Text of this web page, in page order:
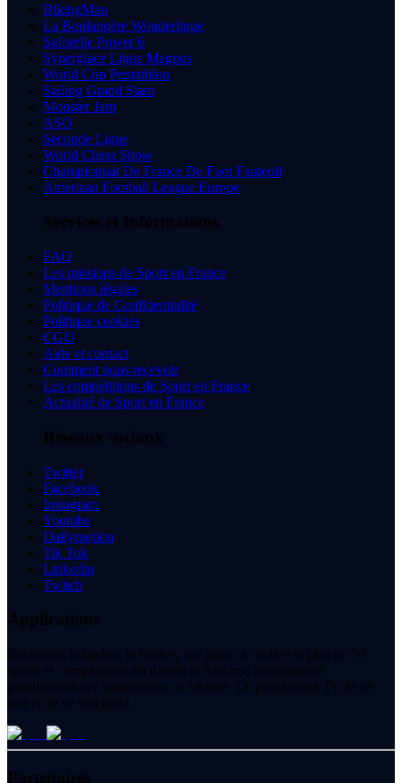
BikingMan
La Boulangère Wonderligue
Saforelle Power 6
Synerglace Ligue Magnus
World Cup Pentathlon
Sailing Grand Slam
Monster Jam
ASO
Seconde Ligue
World Chess Show
Championnat De France De Foot Fauteuil
American Football League Europe
Services et Informations
FAQ
Les missions de Sport en France
Mentions légales
Politique de Confidentialité
Politique cookies
CGU
Aide et contact
Comment nous recevoir
Les compétitions de Sport en France
Actualité de Sport en France
Réseaux sociaux
Twitter
Facebook
Instagram
Youtube
Dailymotion
Tik Tok
Linkedin
Twitch
Applications
Retrouvez le basket, le hockey sur glace, le volley et plus de 70
sports et compétitions en directs et tous nos programmes
gratuitement sur smartphone ou tablette. Le programme Tv de ce
soir et de ce weekend.
Partenaires